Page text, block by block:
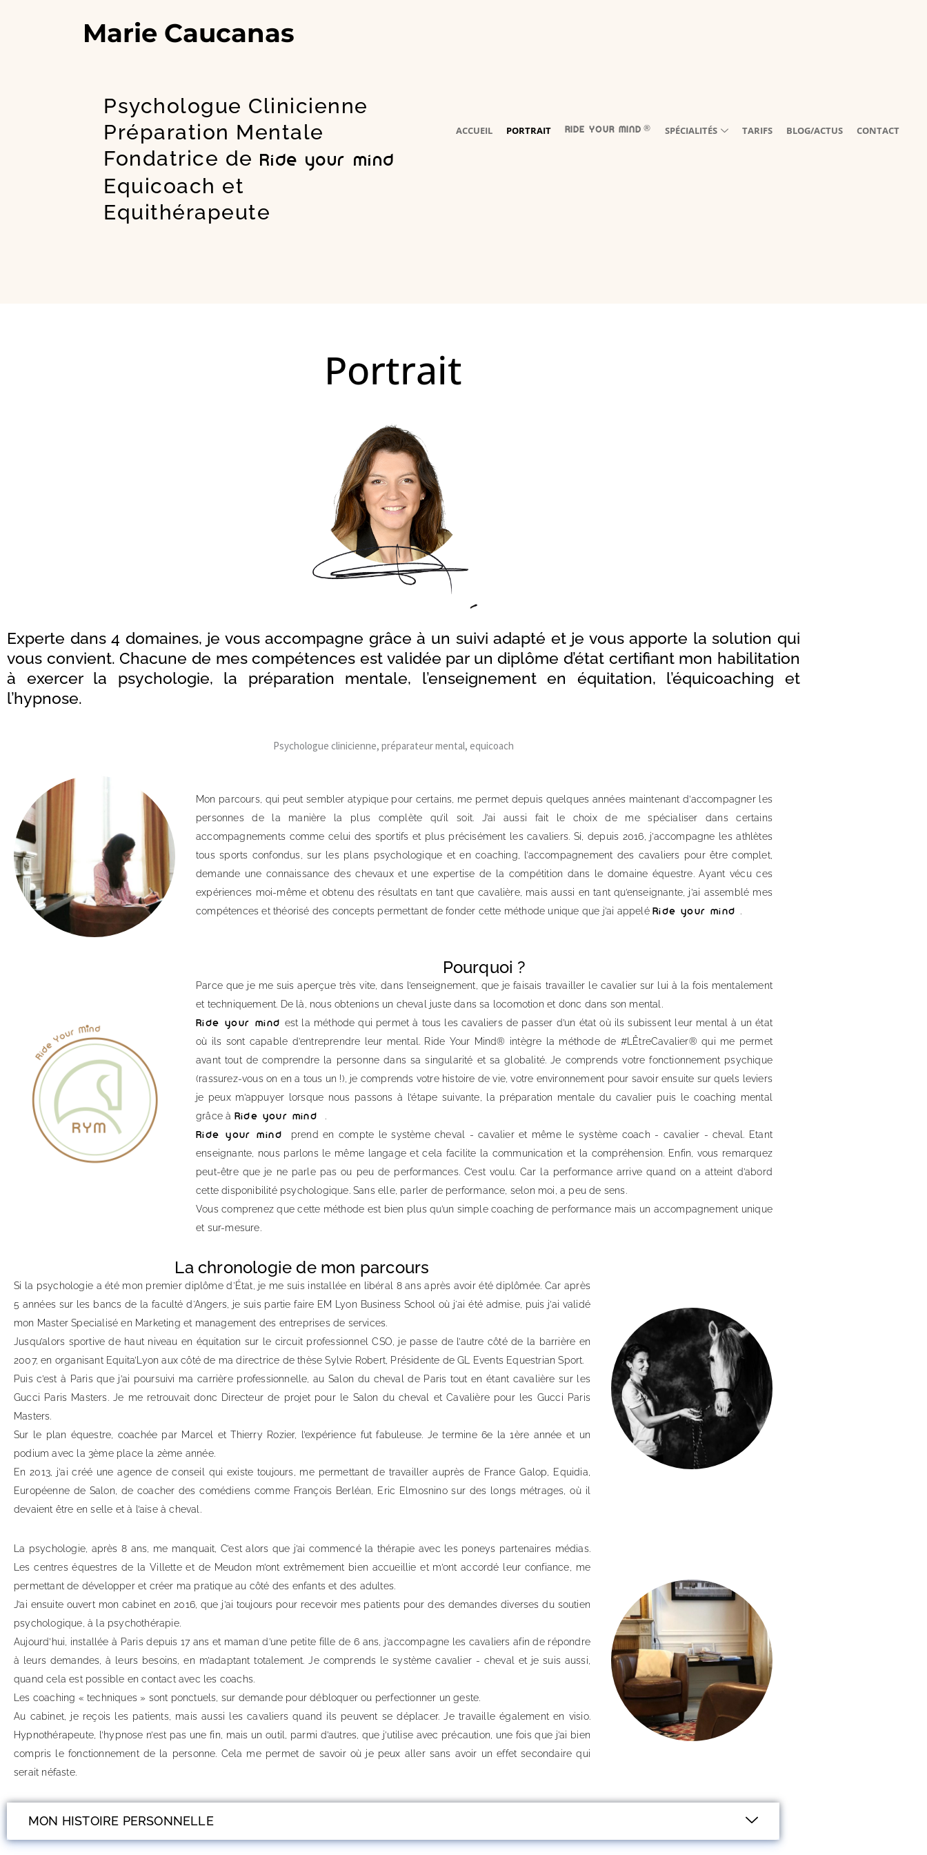
Marie Caucanas
Psychologue Clinicienne
Préparation Mentale
Fondatrice de Ride your mind
Equicoach et
Equithérapeute
ACCUEIL PORTRAIT RIDE YOUR MIND ®️ SPÉCIALITÉS TARIFS BLOG/ACTUS CONTACT
Portrait
Experte dans 4 domaines, je vous accompagne grâce à un suivi adapté et je vous apporte la solution qui
vous convient. Chacune de mes compétences est validée par un diplôme d’état certifiant mon habilitation
à exercer la psychologie, la préparation mentale, l’enseignement en équitation, l’équicoaching et
l’hypnose.
Psychologue clinicienne, préparateur mental, equicoach
Mon parcours, qui peut sembler atypique pour certains, me permet depuis quelques années maintenant d’accompagner les
personnes de la manière la plus complète qu’il soit. J’ai aussi fait le choix de me spécialiser dans certains
accompagnements comme celui des sportifs et plus précisément les cavaliers. Si, depuis 2016, j’accompagne les athlètes
tous sports confondus, sur les plans psychologique et en coaching, l’accompagnement des cavaliers pour être complet,
demande une connaissance des chevaux et une expertise de la compétition dans le domaine équestre. Ayant vécu ces
expériences moi-même et obtenu des résultats en tant que cavalière, mais aussi en tant qu’enseignante, j’ai assemblé mes
compétences et théorisé des concepts permettant de fonder cette méthode unique que j’ai appeléRide your mind .
Pourquoi ?
Parce que je me suis aperçue très vite, dans l’enseignement, que je faisais travailler le cavalier sur lui à la fois mentalement
et techniquement. De là, nous obtenions un cheval juste dans sa locomotion et donc dans son mental.
Ride your mind est la méthode qui permet à tous les cavaliers de passer d’un état où ils subissent leur mental à un état
où ils sont capable d’entreprendre leur mental. Ride Your Mind® intègre la méthode de #LÊtreCavalier® qui me permet
avant tout de comprendre la personne dans sa singularité et sa globalité. Je comprends votre fonctionnement psychique
(rassurez-vous on en a tous un !), je comprends votre histoire de vie, votre environnement pour savoir ensuite sur quels leviers
je peux m’appuyer lorsque nous passons à l’étape suivante, la préparation mentale du cavalier puis le coaching mental
grâce à Ride your mind
.
Ride your mind
prend en compte le système cheval - cavalier et même le système coach - cavalier - cheval. Etant
enseignante, nous parlons le même langage et cela facilite la communication et la compréhension. Enfin, vous remarquez
peut-être que je ne parle pas ou peu de performances. C’est voulu. Car la performance arrive quand on a atteint d’abord
cette disponibilité psychologique. Sans elle, parler de performance, selon moi, a peu de sens.
Vous comprenez que cette méthode est bien plus qu’un simple coaching de performance mais un accompagnement unique
et sur-mesure.
La chronologie de mon parcours
Si la psychologie a été mon premier diplôme d'État, je me suis installée en libéral 8 ans après avoir été diplômée. Car après
5 années sur les bancs de la faculté d'Angers, je suis partie faire EM Lyon Business School où j'ai été admise, puis j’ai validé
mon Master Specialisé en Marketing et management des entreprises de services.
Jusqu’alors sportive de haut niveau en équitation sur le circuit professionnel CSO, je passe de l’autre côté de la barrière en
2007, en organisant Equita’Lyon aux côté de ma directrice de thèse Sylvie Robert, Présidente de GL Events Equestrian Sport.
Puis c’est à Paris que j’ai poursuivi ma carrière professionnelle, au Salon du cheval de Paris tout en étant cavalière sur les
Gucci Paris Masters. Je me retrouvait donc Directeur de projet pour le Salon du cheval et Cavalière pour les Gucci Paris
Masters.
Sur le plan équestre, coachée par Marcel et Thierry Rozier, l’expérience fut fabuleuse. Je termine 6e la 1ère année et un
podium avec la 3ème place la 2ème année.
En 2013, j’ai créé une agence de conseil qui existe toujours, me permettant de travailler auprès de France Galop, Equidia,
Européenne de Salon, de coacher des comédiens comme François Berléan, Eric Elmosnino sur des longs métrages, où il
devaient être en selle et à l’aise à cheval.
La psychologie, après 8 ans, me manquait, C’est alors que j’ai commencé la thérapie avec les poneys partenaires médias.
Les centres équestres de la Villette et de Meudon m’ont extrêmement bien accueillie et m’ont accordé leur confiance, me
permettant de développer et créer ma pratique au côté des enfants et des adultes.
J’ai ensuite ouvert mon cabinet en 2016, que j’ai toujours pour recevoir mes patients pour des demandes diverses du soutien
psychologique, à la psychothérapie.
Aujourd’hui, installée à Paris depuis 17 ans et maman d’une petite fille de 6 ans, j’accompagne les cavaliers afin de répondre
à leurs demandes, à leurs besoins, en m’adaptant totalement. Je comprends le système cavalier - cheval et je suis aussi,
quand cela est possible en contact avec les coachs.
Les coaching « techniques » sont ponctuels, sur demande pour débloquer ou perfectionner un geste.
Au cabinet, je reçois les patients, mais aussi les cavaliers quand ils peuvent se déplacer. Je travaille également en visio.
Hypnothérapeute, l’hypnose n’est pas une fin, mais un outil, parmi d’autres, que j’utilise avec précaution, une fois que j’ai bien
compris le fonctionnement de la personne. Cela me permet de savoir où je peux aller sans avoir un effet secondaire qui
serait néfaste.
MON HISTOIRE PERSONNELLE